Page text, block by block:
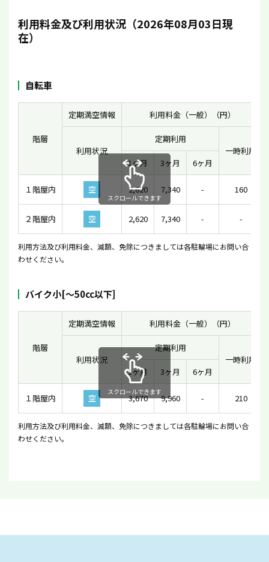
利用料金及び利用状況（2026年08月03日現
在）
自転車
階層
定期満空情報 利用料金（一般）（円）
利用状況
定期利用
一時利用
1ヶ月
3ヶ月 6ヶ月
１階屋内 空 2,620 7,340 - 160
２階屋内 空 2,620 7,340 - -
スクロールできます
利用方法及び利用料金、減額、免除につきましては各駐輪場にお問い合
わせください。
バイク小[〜50cc以下]
階層
定期満空情報 利用料金（一般）（円）
利用状況
定期利用
一時利用
1ヶ月
3ヶ月 6ヶ月
１階屋内 空 3,670 9,960 - 210
スクロールできます
利用方法及び利用料金、減額、免除につきましては各駐輪場にお問い合
わせください。